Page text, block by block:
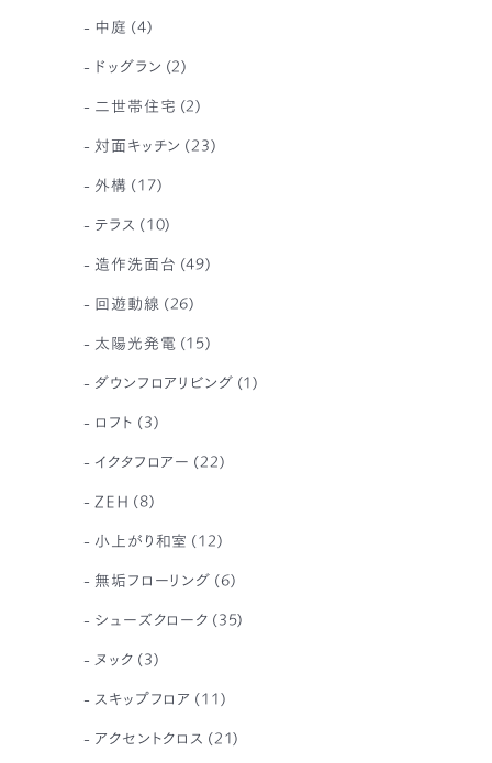
中庭 (4)
ドッグラン (2)
二世帯住宅 (2)
対面キッチン (23)
外構 (17)
テラス (10)
造作洗面台 (49)
回遊動線 (26)
太陽光発電 (15)
ダウンフロアリビング (1)
ロフト (3)
イクタフロアー (22)
ZEH (8)
小上がり和室 (12)
無垢フローリング (6)
シューズクローク (35)
ヌック (3)
スキップフロア (11)
アクセントクロス (21)